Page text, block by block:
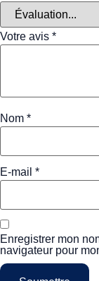
Votre avis *
Nom *
E-mail *
Enregistrer mon
navigateur pour